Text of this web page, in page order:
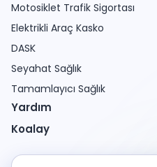
Motosiklet Trafik Sigortası
Elektrikli Araç Kasko
DASK
Seyahat Sağlık
Tamamlayıcı Sağlık
Yardım
Koalay